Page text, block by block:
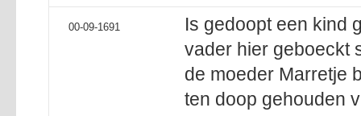
00-09-1691
Is gedoopt een kind
vader hier geboeckt
de moeder Marretje
ten doop gehouden